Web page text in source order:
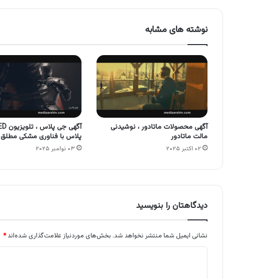
نوشته های مشابه
آگهی محصولات ماتادور ، نوشیدنی
مالت ماتادور
۰۲ اکتبر ۲۰۲۵
پلاس با فناوری مشکی مطلق
۰۳ نوامبر ۲۰۲۵
دیدگاهتان را بنویسید
نشانی ایمیل شما منتشر نخواهد شد. بخش‌های موردنیاز علامت‌گذاری شده‌اند*